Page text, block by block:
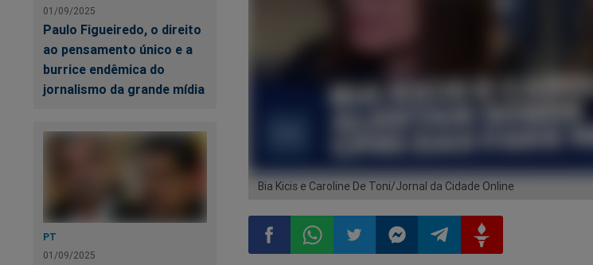
01/09/2025
Paulo Figueiredo, o direito
ao pensamento único e a
burrice endêmica do
jornalismo da grande mídia
PT
01/09/2025
Bia Kicis e Caroline De Toni/Jornal da Cidade Online